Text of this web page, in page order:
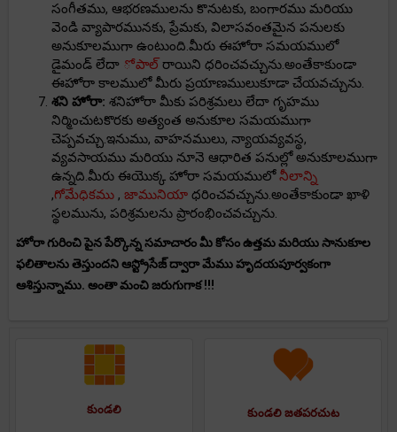
సంగీతము, ఆభరణములను కొనుటకు, బంగారము మరియు
వెండి వ్యాపారమునకు, ప్రేమకు, విలాసవంతమైన పనులకు
అనుకూలముగా ఉంటుంది.మీరు ఈహోరా సమయములో
డైమండ్ లేదా ోపాల్ రాయిని ధరించవచ్చును.అంతేకాకుండా
ఈహోరా కాలములో మీరు ప్రయాణములుకూడా చేయవచ్చును.
శని హోరా: శనిహోరా మీకు పరిశ్రమలు లేదా గృహము
నిర్మించుటకొరకు అత్యంత అనుకూల సమయముగా
చెప్పవచ్చు.ఇనుము, వాహనములు, న్యాయవ్యవస్థ,
వ్యవసాయము మరియు నూనె ఆధారిత పనుల్లో అనుకూలముగా
ఉన్నది.మీరు ఈయొక్క హోరా సమయములోనీలాన్ని
,గోమేధికము , జామునియా ధరించవచ్చును.అంతేకాకుండా ఖాళి
స్థలమును, పరిశ్రమలను ప్రారంభించవచ్చును.
హోరా గురించి పైన పేర్కొన్న సమాచారం మీ కోసం ఉత్తమ మరియు సానుకూల
ఫలితాలను తెస్తుందని ఆస్ట్రోసేజ్ ద్వారా మేము హృదయపూర్వకంగా
ఆశిస్తున్నాము. అంతా మంచి జరుగుగాక !!!
కుండలి కుండలి జతపరచుట